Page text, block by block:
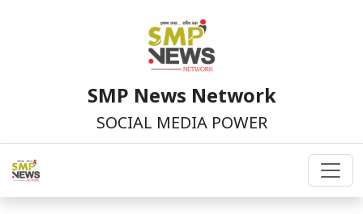
SMP News Network
SOCIAL MEDIA POWER